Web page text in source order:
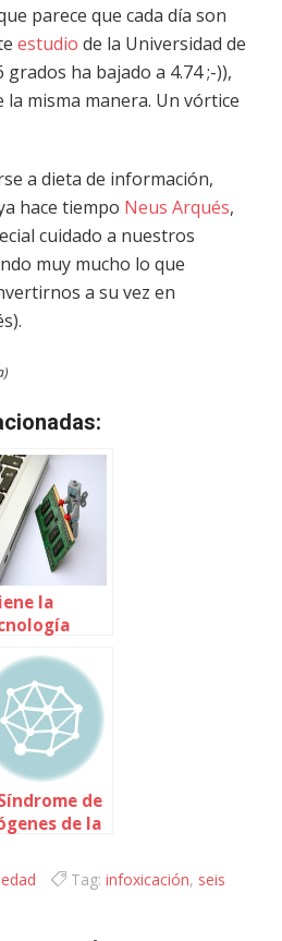
parece que cada día son
estudio de la Universidad de
ha bajado a 4.74 ;-)),
la misma manera. Un vórtice
a dieta de información,
hace tiempo Neus Arqués,
cuidado a nuestros
muy mucho lo que
a su vez en
la
de
de la
Tag: infoxicación, seis